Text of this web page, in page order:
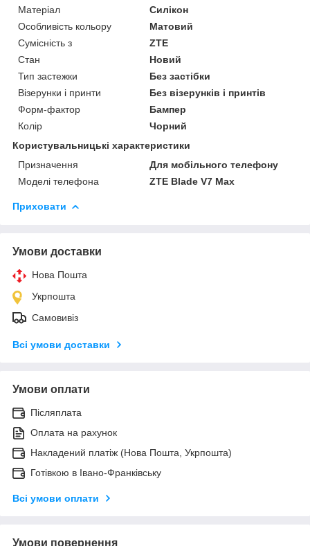
Матеріал
Силікон
Особливість кольору
Матовий
Сумісність з
ZTE
Стан
Новий
Тип застежки
Без застібки
Візерунки і принти
Без візерунків і принтів
Форм-фактор
Бампер
Колір
Чорний
Користувальницькі характеристики
Призначення
Для мобільного телефону
Моделі телефона
ZTE Blade V7 Max
Приховати
Умови доставки
Нова Пошта
Укрпошта
Самовивіз
Всі умови доставки
Умови оплати
Післяплата
Оплата на рахунок
Накладений платіж (Нова Пошта, Укрпошта)
Готівкою в Івано-Франківську
Всі умови оплати
Умови повернення